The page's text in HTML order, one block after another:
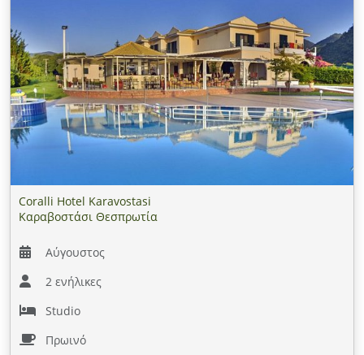
Coralli Hotel Karavostasi
Καραβοστάσι Θεσπρωτία
Αύγουστος
2 ενήλικες
Studio
Πρωινό